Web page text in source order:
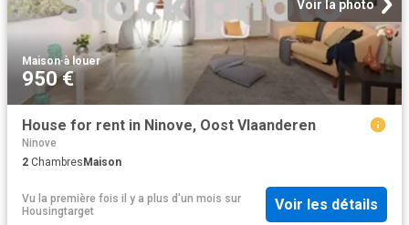
Voir la photo
Maison·à louer
950 €
House for rent in Ninove, Oost Vlaanderen
Ninove
2 Chambres Maison
Vu la première fois il y a plus d'un mois sur
Housingtarget
Voir les détails